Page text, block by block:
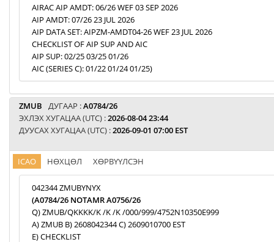
AIRAC AIP AMDT: 06/26 WEF 03 SEP 2026
AIP AMDT: 07/26 23 JUL 2026
AIP DATA SET: AIPZM-AMDT04-26 WEF 23 JUL 2026
CHECKLIST OF AIP SUP AND AIC
AIP SUP: 02/25 03/25 01/26
AIC (SERIES C): 01/22 01/24 01/25)
ZMUB ДУГААР :A0784/26
ЭХЛЭХ ХУГАЦАА (UTC) :2026-08-04 23:44
ДУУСАХ ХУГАЦАА (UTC) :2026-09-01 07:00 EST
ICAO НӨХЦӨЛ ХӨРВҮҮЛСЭН
042344 ZMUBYNYX
(A0784/26 NOTAMR A0756/26
Q) ZMUB/QKKKK/K /K /K /000/999/4752N10350E999
A) ZMUB B) 2608042344 C) 2609010700 EST
E) CHECKLIST